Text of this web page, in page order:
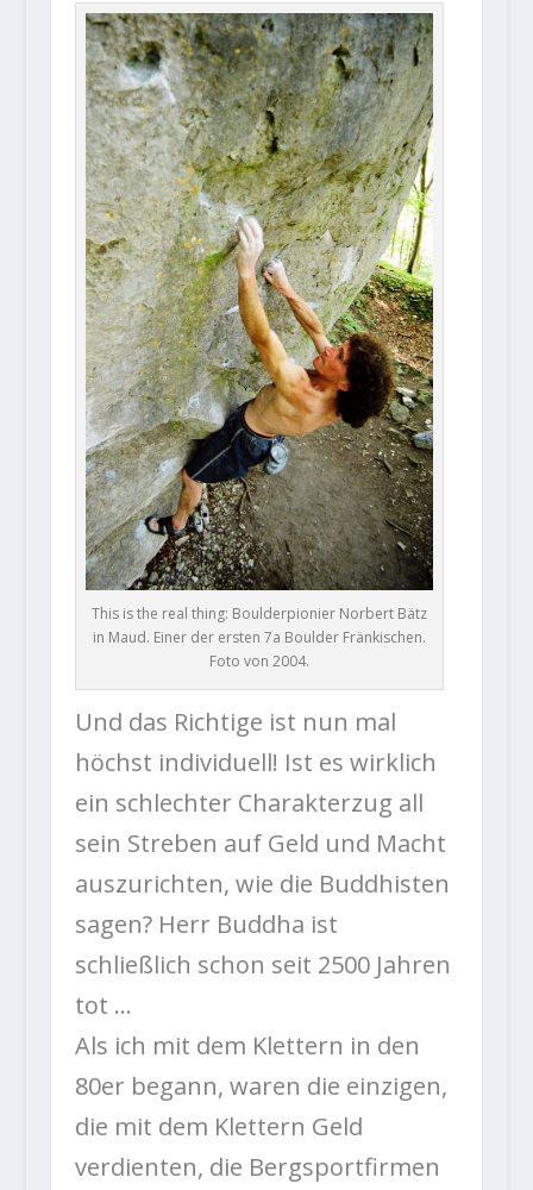
This is the real thing: Boulderpionier Norbert Bätz
in Maud. Einer der ersten 7a Boulder Fränkischen.
Foto von 2004.
Und das Richtige ist nun mal
höchst individuell! Ist es wirklich
ein schlechter Charakterzug all
sein Streben auf Geld und Macht
auszurichten, wie die Buddhisten
sagen? Herr Buddha ist
schließlich schon seit 2500 Jahren
tot …
Als ich mit dem Klettern in den
80er begann, waren die einzigen,
die mit dem Klettern Geld
verdienten, die Bergsportfirmen